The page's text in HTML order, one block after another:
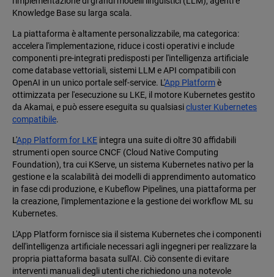
Knowledge Base su larga scala.
La piattaforma è altamente personalizzabile, ma categorica:
accelera l'implementazione, riduce i costi operativi e include
componenti pre-integrati predisposti per l'intelligenza artificiale
come database vettoriali, sistemi LLM e API compatibili con
OpenAI in un unico portale self-service. L'App Platformè
ottimizzata per l'esecuzione su LKE, il motore Kubernetes gestito
da Akamai, e può essere eseguita su qualsiasicluster Kubernetes
compatibile.
L'App Platform for LKE integra una suite di oltre 30 affidabili
strumenti open source CNCF (Cloud Native Computing
Foundation), tra cui KServe, un sistema Kubernetes nativo per la
gestione e la scalabilità dei modelli di apprendimento automatico
in fase cdi produzione, e Kubeflow Pipelines, una piattaforma per
la creazione, l'implementazione e la gestione dei workflow ML su
Kubernetes.
L'App Platform fornisce sia il sistema Kubernetes che i componenti
dell'intelligenza artificiale necessari agli ingegneri per realizzare la
propria piattaforma basata sull'AI. Ciò consente di evitare
interventi manuali degli utenti che richiedono una notevole